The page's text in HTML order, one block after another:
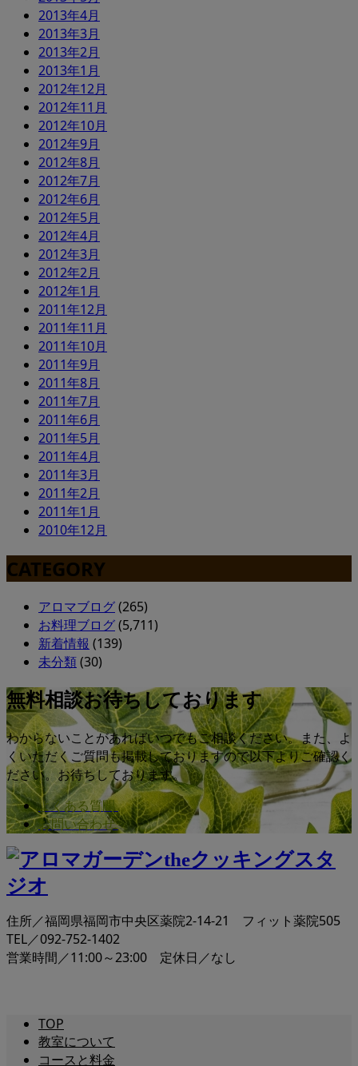
2013年4月
2013年3月
2013年2月
2013年1月
2012年12月
2012年11月
2012年10月
2012年9月
2012年8月
2012年7月
2012年6月
2012年5月
2012年4月
2012年3月
2012年2月
2012年1月
2011年12月
2011年11月
2011年10月
2011年9月
2011年8月
2011年7月
2011年6月
2011年5月
2011年4月
2011年3月
2011年2月
2011年1月
2010年12月
CATEGORY
アロマブログ(265)
お料理ブログ(5,711)
新着情報 (139)
未分類(30)
無料相談お待ちしております
わからないことがあればいつでもご相談ください。また、よ
くいただくご質問も掲載しておりますので以下よりご確認く
ださい。お待ちしております。
よくある質問
お問い合わせ
住所／福岡県福岡市中央区薬院2-14-21 フィット薬院505
TEL／092-752-1402
営業時間／11:00～23:00 定休日／なし
TOP
教室について
コースと料金